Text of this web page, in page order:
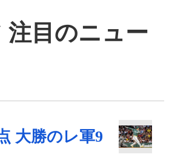
注目のニュー
大勝のレ軍9